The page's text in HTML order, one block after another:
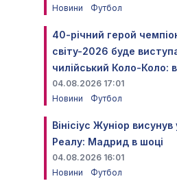
Новини
Футбол
40-річний герой
світу-2026 буде
чилійський Коло-Коло:
04.08.2026 17:01
Новини
Футбол
Вінісіус Жуніор
Реалу: Мадрид в шоці
04.08.2026 16:01
Новини
Футбол